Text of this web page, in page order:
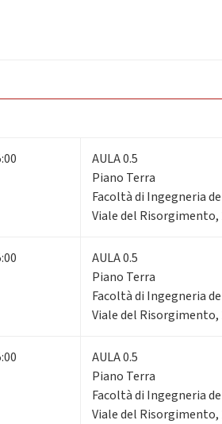
AULA 0.5
Piano Terra
Facoltà di Ingegneria
Viale del Risorgimento,
AULA 0.5
Piano Terra
Facoltà di Ingegneria
Viale del Risorgimento,
AULA 0.5
Piano Terra
Facoltà di Ingegneria
Viale del Risorgimento,